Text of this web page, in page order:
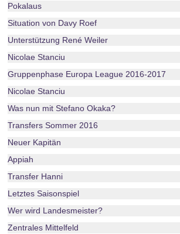
Pokalaus
Situation von Davy Roef
Unterstützung René Weiler
Nicolae Stanciu
Gruppenphase Europa League 2016-2017
Nicolae Stanciu
Was nun mit Stefano Okaka?
Transfers Sommer 2016
Neuer Kapitän
Appiah
Transfer Hanni
Letztes Saisonspiel
Wer wird Landesmeister?
Zentrales Mittelfeld